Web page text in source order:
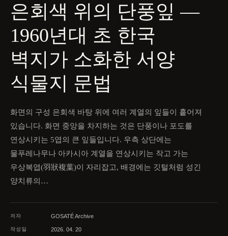
은회색 위의 단풍잎 —
1960년대 초 한국
벽지가 소화한 서양
식물지 문법
화면의 구성 은회색 바탕 위에 여러 계열의 잎들이 흩어져
있습니다. 화면 중앙을 차지하는 것은 단풍이나 포도를
연상시키는 5엽의 큰 잎들입니다. 우측 상단에는
물푸레나무나 아카시아 계열을 연상시키는 작고 가는
우상복엽(羽狀複葉)이 자리잡고, 배경에는 깃털처럼 성긴
양치류의…
저자 GOSATÉ Archive
작성일 2026. 04. 20